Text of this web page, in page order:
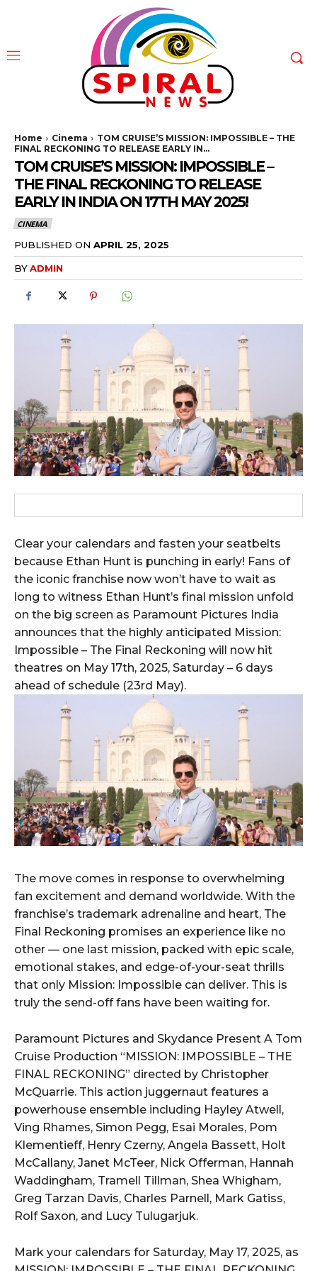
Home Cinema
TOM CRUISE’S MISSION: IMPOSSIBLE – THE
FINAL RECKONING TO RELEASE EARLY IN...
TOM CRUISE’S MISSION: IMPOSSIBLE –
THE FINAL RECKONING TO RELEASE
EARLY IN INDIA ON 17TH MAY 2025!
CINEMA
PUBLISHED ON APRIL 25, 2025
BYADMIN
Clear your calendars and fasten your seatbelts
because Ethan Hunt is punching in early! Fans of
the iconic franchise now won’t have to wait as
long to witness Ethan Hunt’s final mission unfold
on the big screen as Paramount Pictures India
announces that the highly anticipated Mission:
Impossible – The Final Reckoning will now hit
theatres on May 17th, 2025, Saturday – 6 days
ahead of schedule (23rd May).
The move comes in response to overwhelming
fan excitement and demand worldwide. With the
franchise’s trademark adrenaline and heart, The
Final Reckoning promises an experience like no
other — one last mission, packed with epic scale,
emotional stakes, and edge-of-your-seat thrills
that only Mission: Impossible can deliver. This is
truly the send-off fans have been waiting for.
Paramount Pictures and Skydance Present A Tom
Cruise Production “MISSION: IMPOSSIBLE – THE
FINAL RECKONING” directed by Christopher
McQuarrie. This action juggernaut features a
powerhouse ensemble including Hayley Atwell,
Ving Rhames, Simon Pegg, Esai Morales, Pom
Klementieff, Henry Czerny, Angela Bassett, Holt
McCallany, Janet McTeer, Nick Offerman, Hannah
Waddingham, Tramell Tillman, Shea Whigham,
Greg Tarzan Davis, Charles Parnell, Mark Gatiss,
Rolf Saxon, and Lucy Tulugarjuk.
Mark your calendars for Saturday, May 17, 2025, as